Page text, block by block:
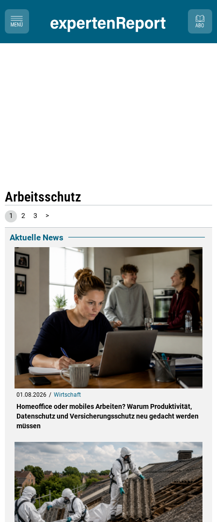
Arbeitsschutz
1 2 3 >
Aktuelle News
01.08.2026 Wirtschaft
Homeoffice oder mobiles Arbeiten? Warum Produktivität,
Datenschutz und Versicherungsschutz neu gedacht werden
müssen